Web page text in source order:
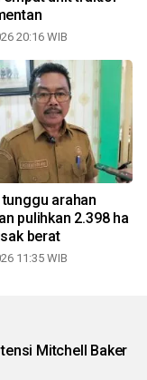
20:16 WIB
arahan
pulihkan 2.398 ha
berat
11:35 WIB
Mitchell Baker